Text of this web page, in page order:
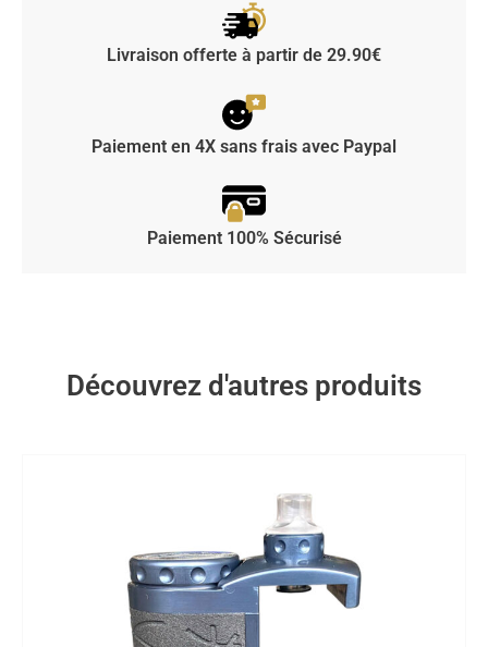
Livraison offerte à partir de 29.90€
Paiement en 4X sans frais avec Paypal
Paiement 100% Sécurisé
Découvrez d'autres produits